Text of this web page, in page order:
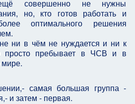
совершенно не нужны
но, кто готов работать и
оптимального решения
ни в чём не нуждается и ни к
просто пребывает в ЧСВ и в
самая большая группа -
и затем - первая.